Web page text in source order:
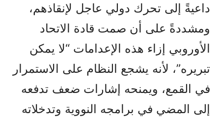
داعيةً إلى تحرك دولي عاجل لإنقاذهم،
ومشددةً على أن صمت قادة الاتحاد
الأوروبي إزاء هذه الإعدامات “لا يمكن
تبريره”، لأنه يشجع النظام على الاستمرار
في القمع، ويمنحه إشارات ضعف تدفعه
إلى المضي في برامجه النووية وتدخلاته